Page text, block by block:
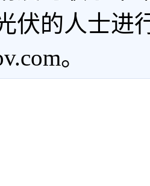
伏的人士进
。